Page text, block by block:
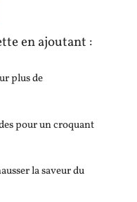
en ajoutant :
plus de
pour un croquant
la saveur du